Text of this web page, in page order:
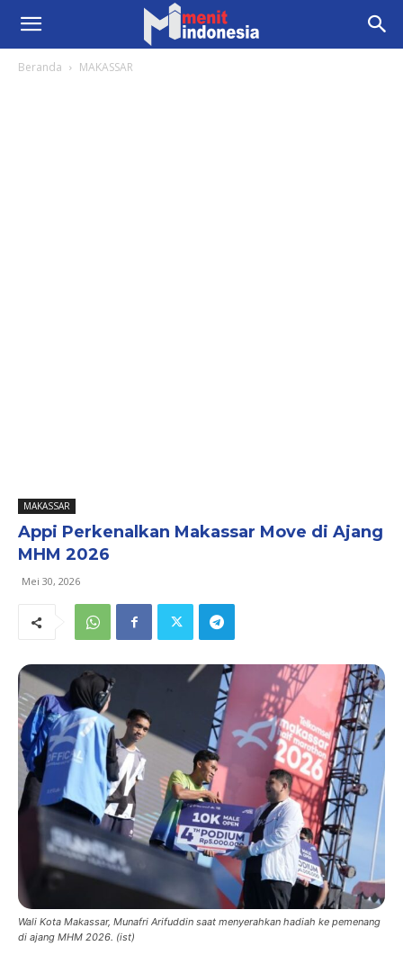
Beranda MAKASSAR
MAKASSAR
Appi Perkenalkan Makassar Move di Ajang
MHM 2026
Mei 30, 2026
Wali Kota Makassar, Munafri Arifuddin saat menyerahkan hadiah ke pemenang
di ajang MHM 2026. (ist)